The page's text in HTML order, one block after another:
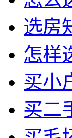
选房
怎样
买小
买二